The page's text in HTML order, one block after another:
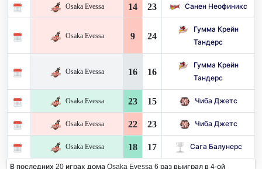
Osaka Evessa 14 23 Санен Неофиникс
Osaka Evessa 9 24
Гумма Крейн
Тандерс
Osaka Evessa 16 16
Гумма Крейн
Тандерс
Osaka Evessa 23 15 Чиба Джетс
Osaka Evessa 22 23 Чиба Джетс
Osaka Evessa 18 17 Сага Балунерс
В последних 20 играх дома Osaka Evessa 6 раз выиграл в 4-ой